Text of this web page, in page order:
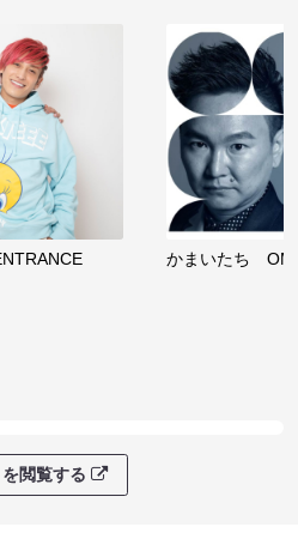
かまいたち
閲覧する